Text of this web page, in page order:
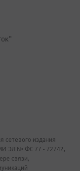
сетевого издания
ЭЛ № ФС 77 - 72742,
связи,